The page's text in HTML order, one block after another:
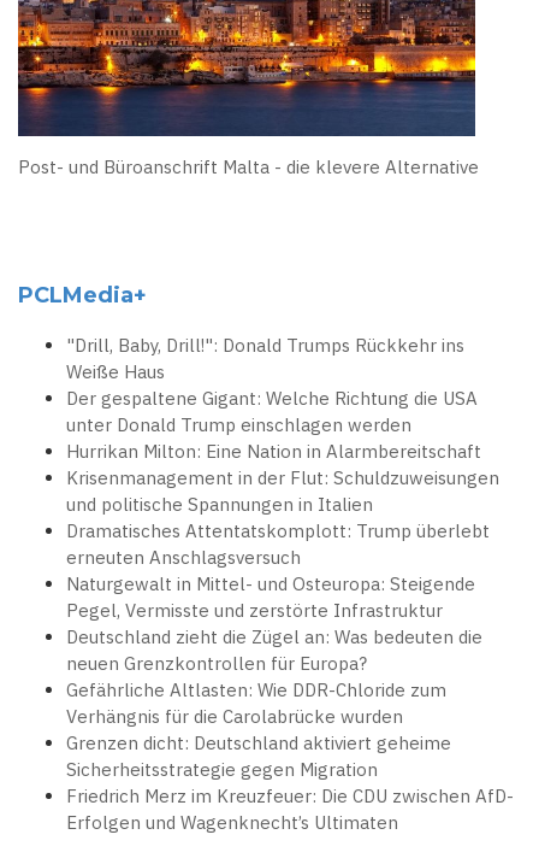
Post- und Büroanschrift Malta - die klevere Alternative
PCLMedia+
"Drill, Baby, Drill!": Donald Trumps Rückkehr ins
Weiße Haus
Der gespaltene Gigant: Welche Richtung die USA
unter Donald Trump einschlagen werden
Hurrikan Milton: Eine Nation in Alarmbereitschaft
Krisenmanagement in der Flut: Schuldzuweisungen
und politische Spannungen in Italien
Dramatisches Attentatskomplott: Trump überlebt
erneuten Anschlagsversuch
Naturgewalt in Mittel- und Osteuropa: Steigende
Pegel, Vermisste und zerstörte Infrastruktur
Deutschland zieht die Zügel an: Was bedeuten die
neuen Grenzkontrollen für Europa?
Gefährliche Altlasten: Wie DDR-Chloride zum
Verhängnis für die Carolabrücke wurden
Grenzen dicht: Deutschland aktiviert geheime
Sicherheitsstrategie gegen Migration
Friedrich Merz im Kreuzfeuer: Die CDU zwischen AfD-
Erfolgen und Wagenknecht’s Ultimaten